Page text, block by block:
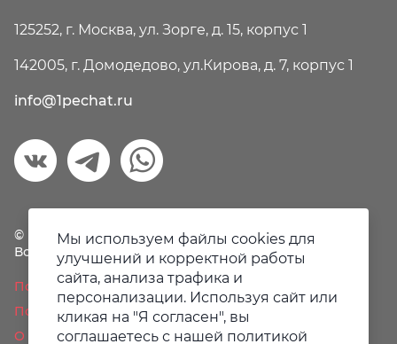
125252, г. Москва, ул. Зорге, д. 15, корпус 1
142005, г. Домодедово, ул.Кирова, д. 7, корпус 1
info@1pechat.ru
© Первая печать, 2018-2026
Все права защищены.
Политика конфиденциальности
Пользовательское соглашение
О файлах Cookie
Мы используем файлы cookies для
улучшений и корректной работы
сайта, анализа трафика и
персонализации. Используя сайт или
кликая на "Я согласен", вы
соглашаетесь с нашей политикой